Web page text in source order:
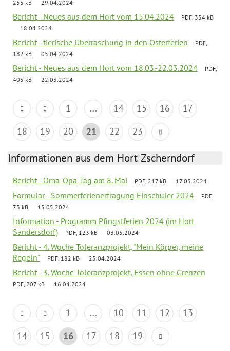
255 kB
29.04.2024
Bericht - Neues aus dem Hort vom 15.04.2024
PDF, 354 kB
18.04.2024
Bericht - tierische Überraschung in den Osterferien
PDF,
182 kB
05.04.2024
Bericht - Neues aus dem Hort vom 18.03.-22.03.2024
PDF,
405 kB
22.03.2024
1 ... 14 15 16
17
18
19 20 21 22 23
Informationen aus dem Hort Zscherndorf
Bericht - Oma-Opa-Tag am 8. Mai PDF, 217 kB 17.05.2024
Formular - Sommerferienerfragung Einschüler 2024
PDF,
73 kB
15.05.2024
Information - Programm Pfingstferien 2024 (im Hort
Sandersdorf)
PDF, 123 kB 03.05.2024
Bericht - 4. Woche Toleranzprojekt, "Mein Körper, meine
Regeln"
PDF, 182 kB 25.04.2024
Bericht - 3. Woche Toleranzprojekt, Essen ohne Grenzen
PDF, 207 kB 16.04.2024
1 ... 10 11 12
13
14
15 16 17 18 19